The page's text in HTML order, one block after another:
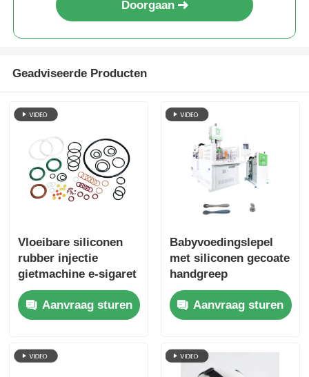
Doorgaan
Geadviseerde Producten
Vloeibare siliconen
rubber injectie
gietmachine e-sigaret
siliconen olie-
lekkepreventie zegel
ring
Aanvraag sturen
Babyvoedingslepel
met siliconen gecoate
handgreep
vormmachine LSR
hoge elasticiteit
Aanvraag sturen